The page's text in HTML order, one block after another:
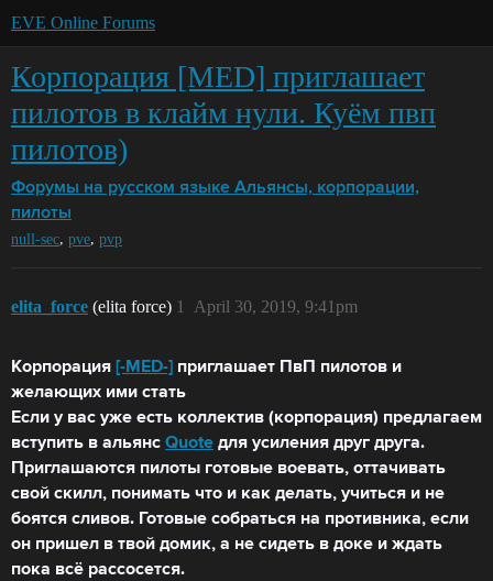
EVE Online Forums
Корпорация [MED] приглашает
пилотов в клайм нули. Куём пвп
пилотов)
Форумы на русском языке Альянсы, корпорации,
пилоты
null-sec, pve, pvp
elita_force (elita force) April 30, 2019, 9:41pm
1
Корпорация [-MED-] приглашает ПвП пилотов и
желающих ими стать
Если у вас уже есть коллектив (корпорация) предлагаем
вступить в альянс Quote для усиления друг друга.
Приглашаются пилоты готовые воевать, оттачивать
свой скилл, понимать что и как делать, учиться и не
боятся сливов. Готовые собраться на противника, если
он пришел в твой домик, а не сидеть в доке и ждать
пока всё рассосется.